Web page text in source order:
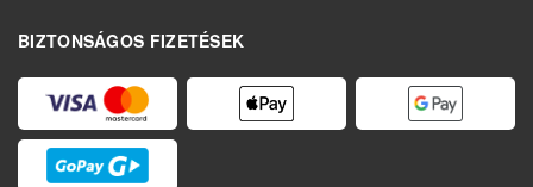
BIZTONSÁGOS FIZETÉSEK